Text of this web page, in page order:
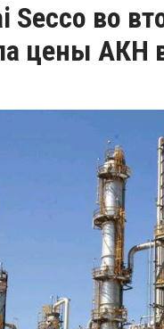
Secco во
цены АКН